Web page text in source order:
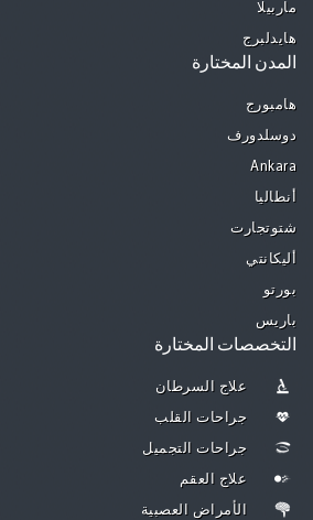
ماربيلا
هايدلبرج
المدن المختارة
هامبورج
دوسلدورف
Ankara
أنطاليا
شتوتجارت
أليكانتي
بورتو
باريس
التخصصات المختارة
علاج السرطان
جراحات القلب
جراحات التجميل
علاج العقم
الأمراض العصبية